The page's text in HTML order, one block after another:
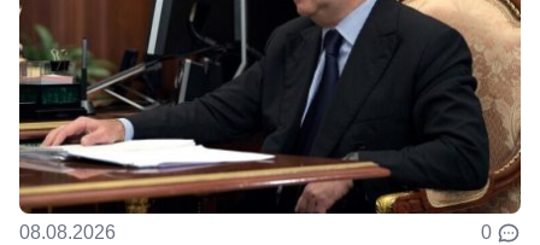
08.08.2026 0